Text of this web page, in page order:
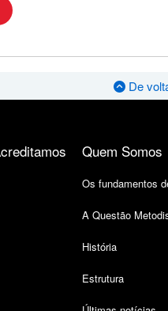
De
Quem Somos
Os fundamentos
A Questão
História
Estrutura